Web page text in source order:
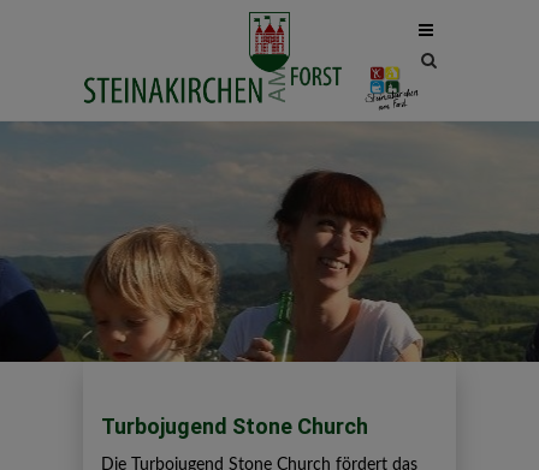
Site
Turbojugend Stone Church
Die Turbojugend Stone Church fördert das